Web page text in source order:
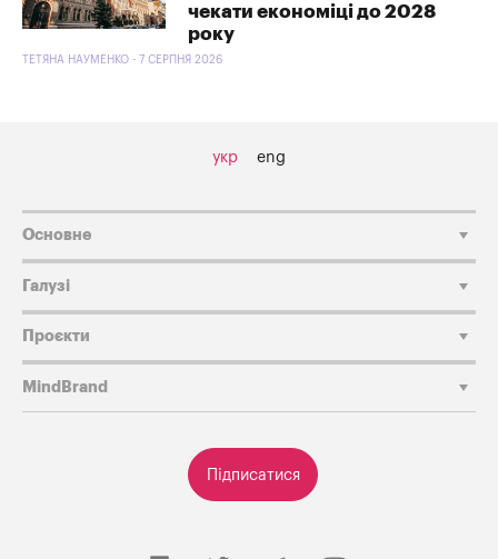
чекати економіці до 2028
року
ТЕТЯНА НАУМЕНКО - 7 СЕРПНЯ 2026
укр eng
Підписатися
Основне
Галузі
Проєкти
MindBrand